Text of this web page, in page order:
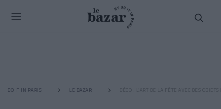
DO IT IN PARIS LE BAZAR DÉCO : L’ART DE LA FÊTE AVEC DES